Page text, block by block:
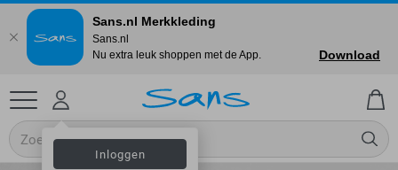
Inloggen
Sans.nl Merkkleding
Sans.nl
Nu extra leuk shoppen met de App.
Download